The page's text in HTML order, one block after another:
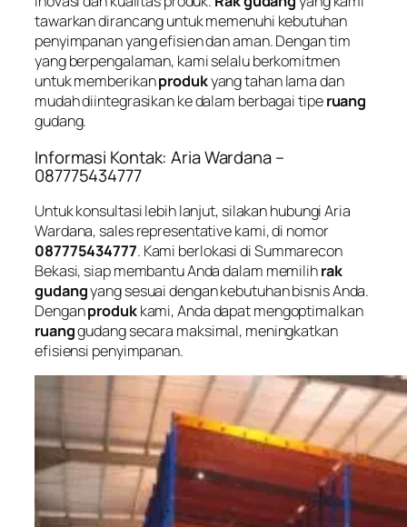
tawarkan dirancang untuk memenuhi kebutuhan
penyimpanan yang efisien dan aman. Dengan tim
yang berpengalaman, kami selalu berkomitmen
untuk memberikanprodukyang tahan lama dan
mudah diintegrasikan ke dalam berbagai tiperuang
gudang.
Informasi Kontak: Aria Wardana –
087775434777
Untuk konsultasi lebih lanjut, silakan hubungi Aria
Wardana, sales representative kami, di nomor
087775434777. Kami berlokasi di Summarecon
Bekasi, siap membantu Anda dalam memilihrak
gudangyang sesuai dengan kebutuhan bisnis Anda.
Denganprodukkami, Anda dapat mengoptimalkan
ruanggudang secara maksimal, meningkatkan
efisiensi penyimpanan.